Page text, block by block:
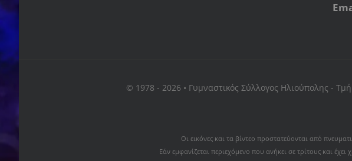
© 1978 - 2026 • Γυμναστικός Σύλλογος Ηλιούπολης -
Οι εικόνες και τα βίντεο προστατεύονται από
Εάν εμφανίζεται περιεχόμενο που ανήκει σε τρίτους και